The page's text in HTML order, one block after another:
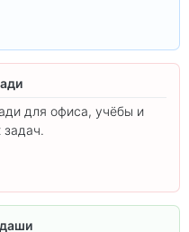
для офиса, учёбы и